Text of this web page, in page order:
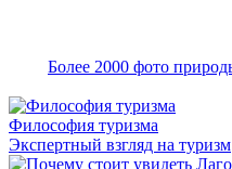
Более 2000 фото
Философия туризма
Экспертный взгляд на туризм